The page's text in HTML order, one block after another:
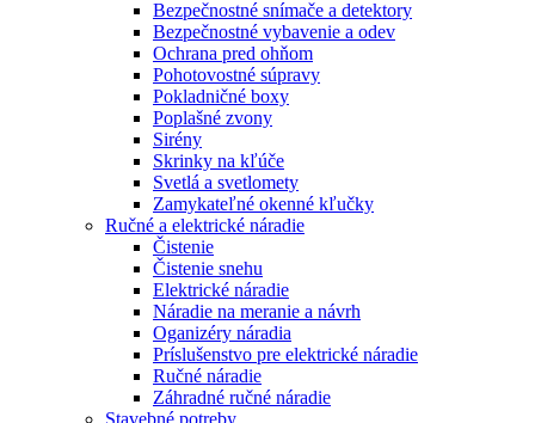
Bezpečnostné snímače a detektory
Bezpečnostné vybavenie a odev
Ochrana pred ohňom
Pohotovostné súpravy
Pokladničné boxy
Poplašné zvony
Sirény
Skrinky na kľúče
Svetlá a svetlomety
Zamykateľné okenné kľučky
Ručné a elektrické náradie
Čistenie
Čistenie snehu
Elektrické náradie
Náradie na meranie a návrh
Oganizéry náradia
Príslušenstvo pre elektrické náradie
Ručné náradie
Záhradné ručné náradie
Stavebné potreby